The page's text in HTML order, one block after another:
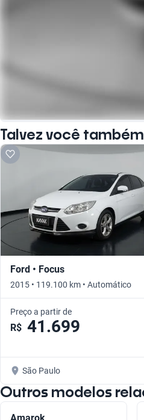
Talvez você
Ford • Focus
2015 • 119.100 km • Automático
Preço a partir de
R$ 41.699
São Paulo
Outros modelos